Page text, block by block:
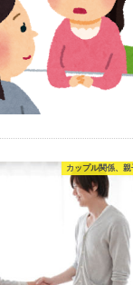
カップル関係、